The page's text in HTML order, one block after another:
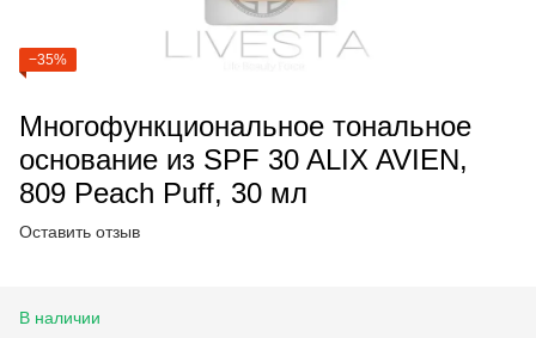
−35%
Многофункциональное тональное
основание из SPF 30 ALIX AVIEN,
809 Peach Puff, 30 мл
Оставить отзыв
В наличии